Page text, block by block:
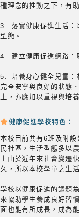
種理念的推動之下，有
3. 落實健康促進生活：
型態。
4. 建立健康促進網路：
5. 培養身心健全兒童：
完全安寧與良好的狀態
上，亦應加以重視與培養
健康促進學校特色：
本校目前共有6班及附
民社區，生活型態多以
上由於近年來社會變遷
久，所以本校學童之生
學校以健康促進的議題
來協助學生養成良好習
面也能有所成長，成為